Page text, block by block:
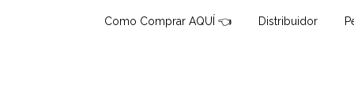
Como Comprar AQUÍ 👈 Distribuidor